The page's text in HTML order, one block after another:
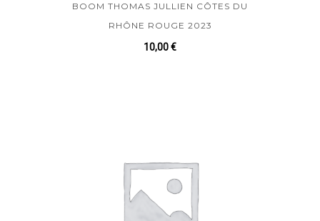
BOOM THOMAS JULLIEN CÔTES DU
RHÔNE ROUGE 2023
10,00€